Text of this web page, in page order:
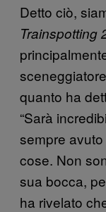
Detto ciò,
Trainspotting
quanto ha
“Sarà
sempre
cose. Non
sua bocca,
ha rivelato